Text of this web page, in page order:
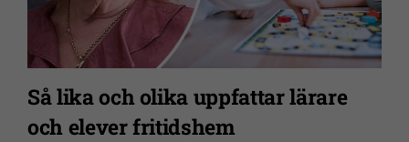
Så lika och olika uppfattar lärare
och elever fritidshem
uppbyggnad,
baserat på
hur
används.